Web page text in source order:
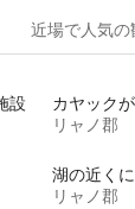
近場で人気の
設
カヤック
リャノ郡
湖の近く
リャノ郡